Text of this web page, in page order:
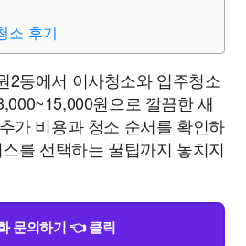
소 후기
2동에서 이사청소와 입주청소
원으로 깔끔한 새
가 비용과 청소 순서를 확인하
를 선택하는 꿀팁까지 놓치지
문의하기 👈 클릭